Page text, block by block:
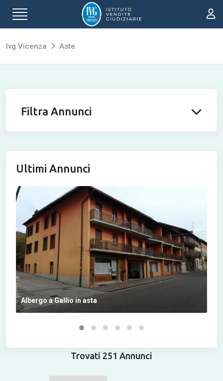
Ivg Vicenza Aste
Filtra Annunci
Ultimi Annunci
Albergo a Gallio in asta
Trovati 251 Annunci